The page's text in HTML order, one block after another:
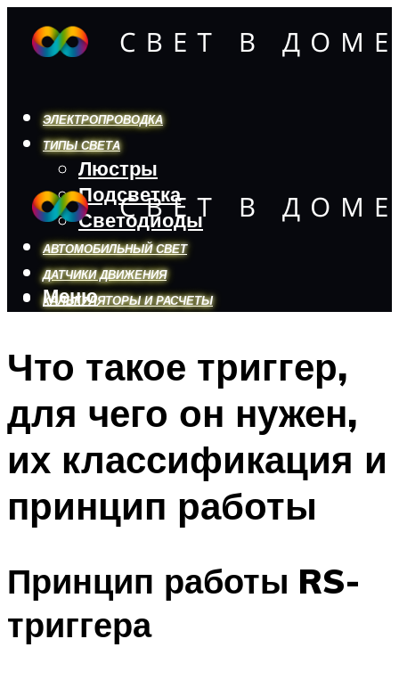
ЭЛЕКТРОПРОВОДКА
ТИПЫ СВЕТА
Люстры
Подсветка
Светодиоды
АВТОМОБИЛЬНЫЙ СВЕТ
ДАТЧИКИ ДВИЖЕНИЯ
КАЛЬКУЛЯТОРЫ И РАСЧЕТЫ
Меню
Меню
Что такое триггер,
для чего он нужен,
их классификация и
принцип работы
Принцип работы RS-
триггера